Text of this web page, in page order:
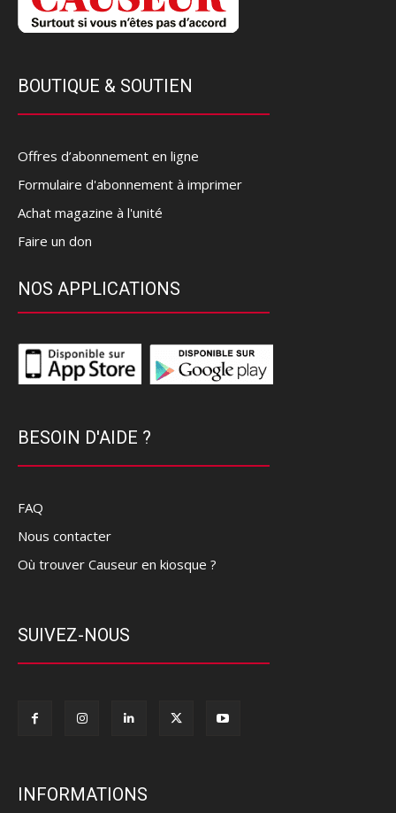
BOUTIQUE & SOUTIEN
Offres d’abonnement en ligne
Formulaire d'abonnement à imprimer
Achat magazine à l'unité
Faire un don
NOS APPLICATIONS
BESOIN D'AIDE ?
FAQ
Nous contacter
Où trouver Causeur en kiosque ?
SUIVEZ-NOUS
INFORMATIONS